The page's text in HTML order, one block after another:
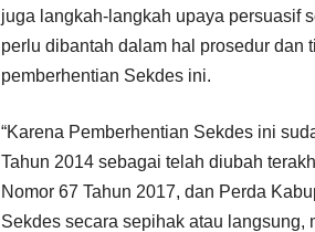
juga langkah-langkah upaya persuasif
perlu dibantah dalam hal prosedur dan
pemberhentian Sekdes ini.
“Karena Pemberhentian Sekdes ini
Tahun 2014 sebagai telah diubah
Nomor 67 Tahun 2017, dan Perda
Sekdes secara sepihak atau